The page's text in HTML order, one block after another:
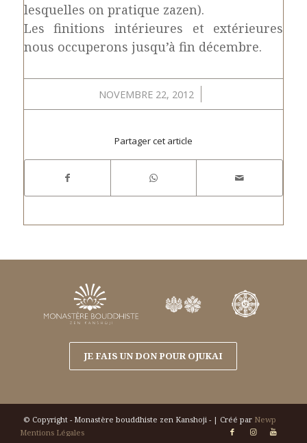
lesquelles on pratique zazen).
Les finitions intérieures et extérieures
nous occuperons jusqu’à fin décembre.
NOVEMBRE 22, 2012
/
Partager cet article
JE FAIS UN DON POUR OJUKAI
© Copyright - Monastère bouddhiste zen Kanshoji - | Créé par Newp
Mentions Légales